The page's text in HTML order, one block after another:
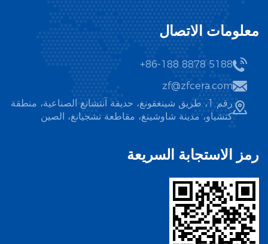
معلومات الاتصال
+86-188 8878 5188
zf@zfcera.com
رقم 1، طريق شينغقونغ، حديقة آنتشانغ الصناعية، منطقة
كتشياو، مدينة شاوشينغ، مقاطعة تشجيانغ، الصين
رمز الاستجابة السريعة